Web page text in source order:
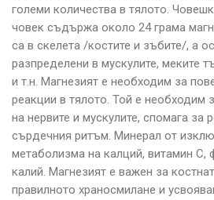
големи количества в тялото.
човек съдържа около 24 грама
са в скелета /костите и зъбите/, а
разпределени в мускулите, меките
и т.н. Магнезият е необходим за
реакции в тялото. Той е необходим
на нервите и мускулите, спомага за
сърдечния ритъм. Минерал от
метаболизма на калций, витамин С,
калий. Магнезият е важен за
правилното храносмилане и